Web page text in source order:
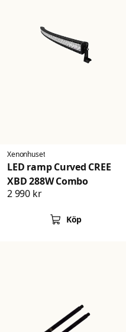
Xenonhuset
LED ramp Curved CREE
XBD 288W Combo
2 990 kr
Köp